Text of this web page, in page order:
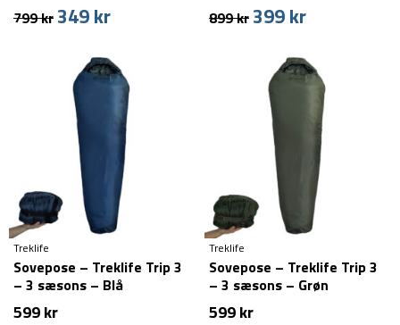
799kr Den
var:
799 kr.
349krDen
pris
er:
349 kr.
899kr Den
var:
899 kr.
399krDen
pris
er:
399 kr.
Treklife
Sovepose – Treklife Trip 3
– 3 sæsons – Blå
599kr
Treklife
Sovepose – Treklife Trip 3
– 3 sæsons – Grøn
599kr